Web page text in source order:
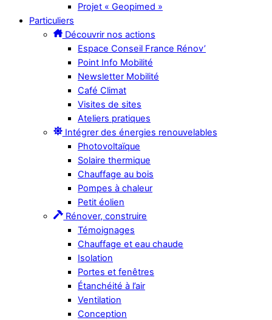
Projet « Geopimed »
Particuliers
Découvrir nos actions
Espace Conseil France Rénov’
Point Info Mobilité
Newsletter Mobilité
Café Climat
Visites de sites
Ateliers pratiques
Intégrer des énergies renouvelables
Photovoltaïque
Solaire thermique
Chauffage au bois
Pompes à chaleur
Petit éolien
Rénover, construire
Témoignages
Chauffage et eau chaude
Isolation
Portes et fenêtres
Étanchéité à l’air
Ventilation
Conception